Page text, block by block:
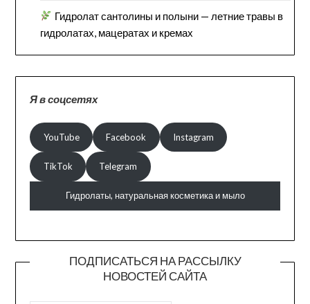
Гидролат сантолины и полыни — летние травы в
гидролатах, мацератах и кремах
Я в соцсетях
YouTube Facebook Instagram
TikTok Telegram
Гидролаты, натуральная косметика и мыло
ПОДПИСАТЬСЯ НА РАССЫЛКУ
НОВОСТЕЙ САЙТА